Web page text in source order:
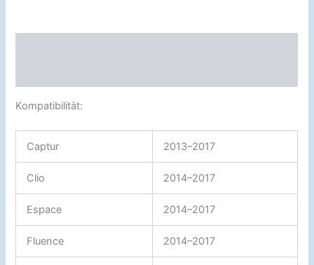
Kompatibilität:
Captur 2013–2017
Clio 2014–2017
Espace 2014–2017
Fluence 2014–2017